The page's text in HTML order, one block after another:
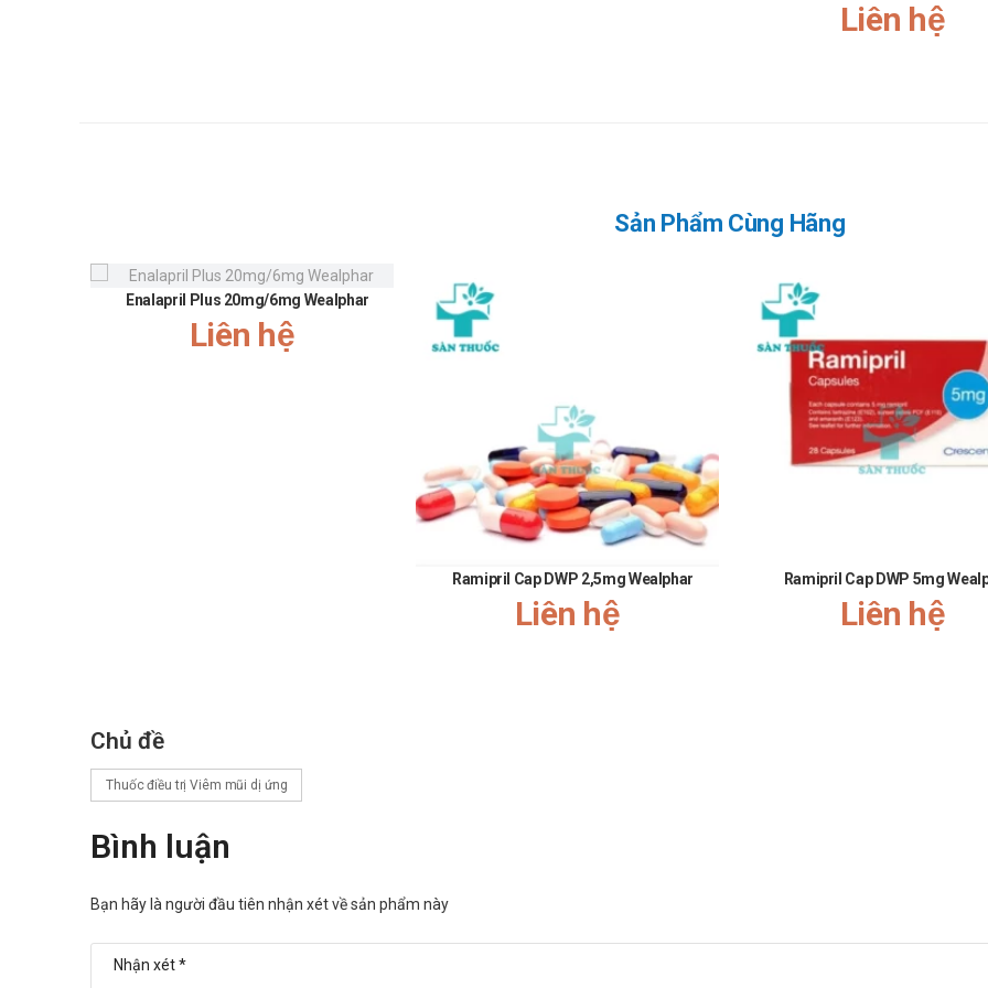
Không khuyến cáo sử dụng ketotifen đường uống cho trẻ < 4 tuổi.
Ưu điểm:
Các thành phần có trong sản phẩm đã được giới chuyên gia kiểm định và rất an toàn khi sử dụng.
Nguồn gốc, xuất xứ rõ ràng được sản xuất theo dây chuyền hiện đại.
Sản phẩm bào chế dạng viên, thuận tiện trong sử dụng và bảo quản.
Hiệu quả nhanh hay chậm phụ thuộc vào cơ địa mỗi người.
Trong quá trình sử dụng có thể phát sinh một số tác dụng phụ.
Có thể gây ra các phản ứng quá mẫn nếu sử dụng quá liều lượng hoặc không đúng cách.
Tác dụng không mong muốn có thể gặp phải
Rối loạn mắt: kích ứng mắt, đau mắt, viêm giác mạc dạng chấm, xước giác mạc.
Ít gặp
Rối loạn hệ miễn dịch: nhạy cảm.
Rối loạn hệ thống thần kinh: đau đầu, chóng mặt.
mắt, viêm kết mạc, sợ ánh sáng, xuất huyết kết mạc.
Rối loạn da và mô dưới da: mẩn ngứa, chàm, ban đỏ. Toàn thân: buồn ngủ.
Rất ít gặp
Liên hệ
Sản Phẩm Cùng Hãng
Enalapril Plus 20mg/6mg Wealphar
Liên hệ
Ramipril Cap DWP 2,5mg Wealphar
Liên hệ
Ramipril Cap DWP 5mg
Liên hệ
Chủ đề
Thuốc điều trị Viêm mũi dị ứng
Bình luận
Bạn hãy là người đầu tiên nhận xét về sản phẩm này